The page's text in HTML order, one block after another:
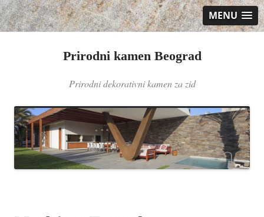
MENU
Prirodni kamen Beograd
Prirodni dekorativni kamen za zid